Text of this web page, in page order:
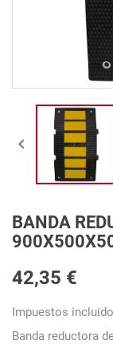

BANDA
42,35 €
Impuestos
Banda reductora